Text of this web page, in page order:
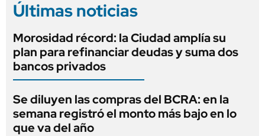
Últimas noticias
Morosidad récord: la Ciudad amplía su
plan para refinanciar deudas y suma dos
bancos privados
Se diluyen las compras del BCRA: en la
semana registró el monto más bajo en lo
que va del año